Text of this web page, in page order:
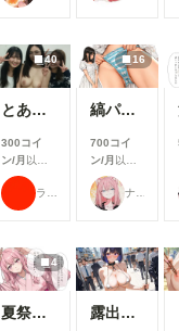
できます
40
とある女子大の仲良しグループの日常風景
300コイ
ン/月 以上
支援すると
見ることが
できます
ラッテ
16
縞パンと陰毛とか
700コイ
ン/月 以上
支援すると
見ることが
できます
ナフリジェ
4
夏祭りで興奮したオタクに襲われる一軍ギャルズ【桃園ひまり】編 露出プレイ078